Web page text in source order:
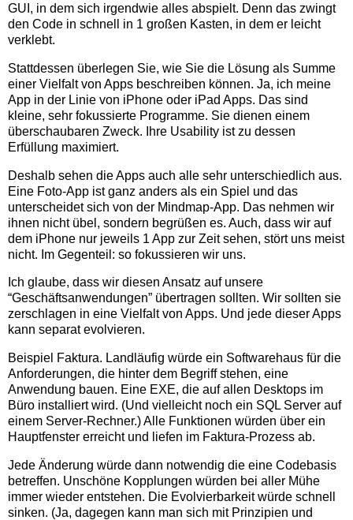
GUI, in dem sich irgendwie alles abspielt. Denn das zwingt
den Code in schnell in 1 großen Kasten, in dem er leicht
verklebt.
Stattdessen überlegen Sie, wie Sie die Lösung als Summe
einer Vielfalt von Apps beschreiben können. Ja, ich meine
App in der Linie von iPhone oder iPad Apps. Das sind
kleine, sehr fokussierte Programme. Sie dienen einem
überschaubaren Zweck. Ihre Usability ist zu dessen
Erfüllung maximiert.
Deshalb sehen die Apps auch alle sehr unterschiedlich aus.
Eine Foto-App ist ganz anders als ein Spiel und das
unterscheidet sich von der Mindmap-App. Das nehmen wir
ihnen nicht übel, sondern begrüßen es. Auch, dass wir auf
dem iPhone nur jeweils 1 App zur Zeit sehen, stört uns meist
nicht. Im Gegenteil: so fokussieren wir uns.
Ich glaube, dass wir diesen Ansatz auf unsere
“Geschäftsanwendungen” übertragen sollten. Wir sollten sie
zerschlagen in eine Vielfalt von Apps. Und jede dieser Apps
kann separat evolvieren.
Beispiel Faktura. Landläufig würde ein Softwarehaus für die
Anforderungen, die hinter dem Begriff stehen, eine
Anwendung bauen. Eine EXE, die auf allen Desktops im
Büro installiert wird. (Und vielleicht noch ein SQL Server auf
einem Server-Rechner.) Alle Funktionen würden über ein
Hauptfenster erreicht und liefen im Faktura-Prozess ab.
Jede Änderung würde dann notwendig die eine Codebasis
betreffen. Unschöne Kopplungen würden bei aller Mühe
immer wieder entstehen. Die Evolvierbarkeit würde schnell
sinken. (Ja, dagegen kann man sich mit Prinzipien und